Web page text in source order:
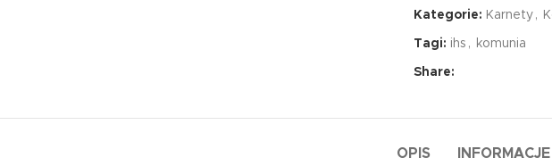
Kategorie: Karnety ,
Tagi: ihs , komunia
Share:
OPIS